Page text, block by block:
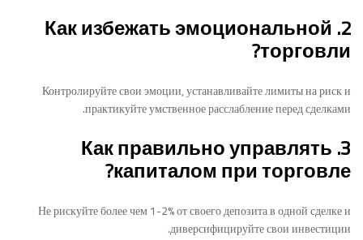
2. Как избежать эмоциональной
торговли?
Контролируйте свои эмоции, устанавливайте лимиты на риск и
практикуйте умственное расслабление перед сделками.
3. Как правильно управлять
капиталом при торговле?
Не рискуйте более чем 1-2% от своего депозита в одной сделке и
диверсифицируйте свои инвестиции.